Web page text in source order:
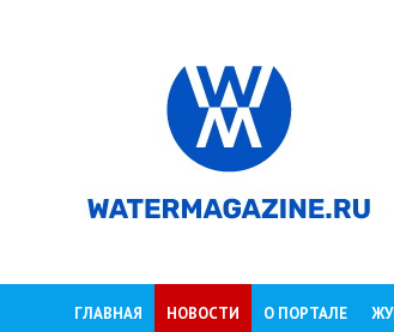
ГЛАВНАЯ НОВОСТИ О ПОРТАЛЕ